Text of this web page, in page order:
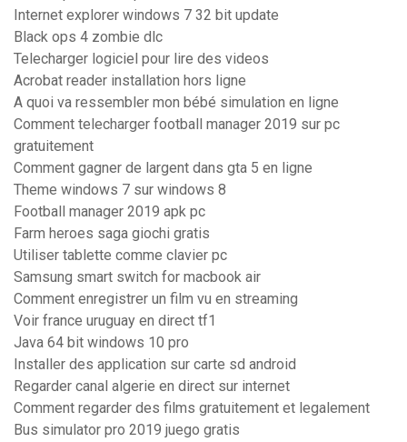
Internet explorer windows 7 32 bit update
Black ops 4 zombie dlc
Telecharger logiciel pour lire des videos
Acrobat reader installation hors ligne
A quoi va ressembler mon bébé simulation en ligne
Comment telecharger football manager 2019 sur pc
gratuitement
Comment gagner de largent dans gta 5 en ligne
Theme windows 7 sur windows 8
Football manager 2019 apk pc
Farm heroes saga giochi gratis
Utiliser tablette comme clavier pc
Samsung smart switch for macbook air
Comment enregistrer un film vu en streaming
Voir france uruguay en direct tf1
Java 64 bit windows 10 pro
Installer des application sur carte sd android
Regarder canal algerie en direct sur internet
Comment regarder des films gratuitement et legalement
Bus simulator pro 2019 juego gratis